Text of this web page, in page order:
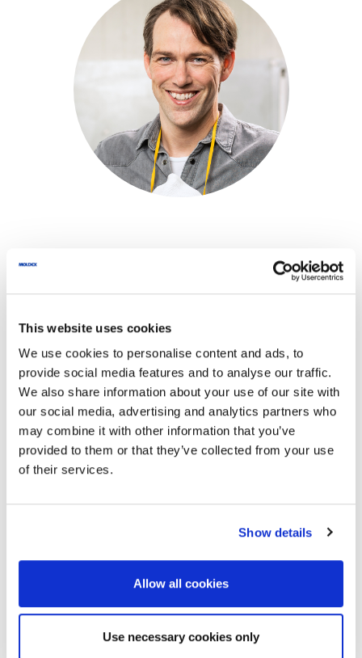
This website uses cookies
We use cookies to personalise content and ads, to
provide social media features and to analyse our traffic.
We also share information about your use of our site with
our social media, advertising and analytics partners who
may combine it with other information that you’ve
provided to them or that they’ve collected from your use
of their services.
Show details
Allow all cookies
Use necessary cookies only
Wir verarbeiten die hier eingegebenen Daten
ausschließlich für die Beantwortung Ihrer
Name *
E-mail*
Ihre Nachricht an
Moldex
*